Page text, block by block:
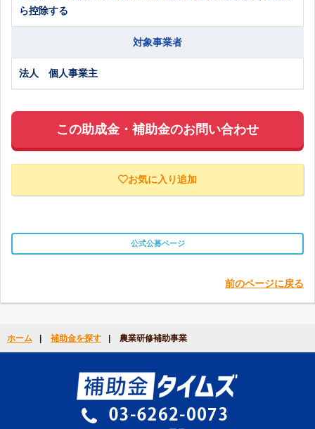
ら控除する
対象事業者
法人 個人事業主
この助成金・補助金のお問い合わせ
お気に入り追加
公式公募ページ
前のページに戻る
ホーム | 補助金を探す | 農業研修補助事業